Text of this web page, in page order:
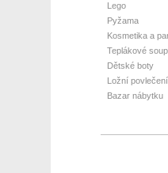
Lego
Pyžama
Kosmetika a
Teplákové
Dětské boty
Ložní povlečení
Bazar nábytku